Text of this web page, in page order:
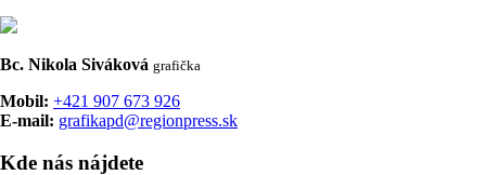
Bc. Nikola Siváková grafička
Mobil: +421 907 673 926
E-mail: grafikapd@regionpress.sk
Kde nás nájdete